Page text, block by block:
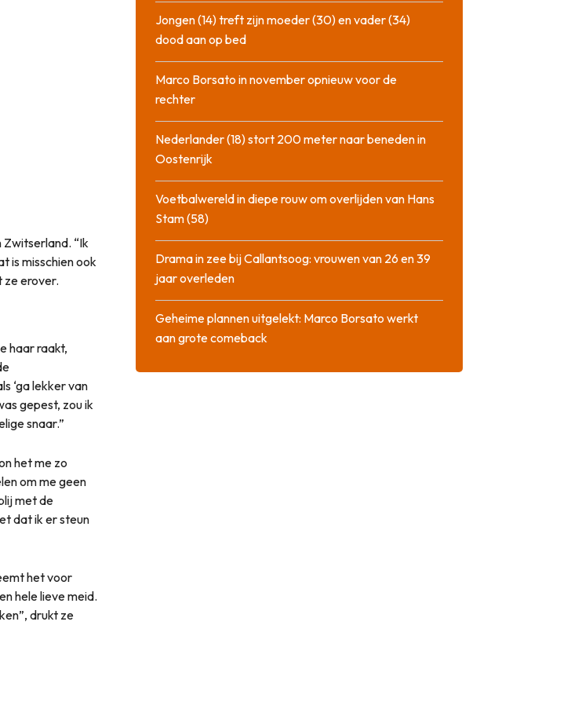
Zwitserland. “Ik
is misschien ook
ze erover.
haar raakt,
‘ga lekker van
gepest, zou ik
snaar.”
het me zo
om me geen
met de
dat ik er steun
het voor
hele lieve meid.
drukt ze
Jongen (14) treft zijn moeder (30) en vader (34)
dood aan op bed
Marco Borsato in november opnieuw voor de
rechter
Nederlander (18) stort 200 meter naar beneden in
Oostenrijk
Voetbalwereld in diepe rouw om overlijden van Hans
Stam (58)
Drama in zee bij Callantsoog: vrouwen van 26 en 39
jaar overleden
Geheime plannen uitgelekt: Marco Borsato werkt
aan grote comeback